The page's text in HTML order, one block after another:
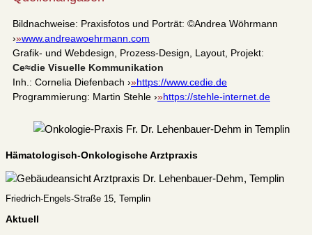
Bildnachweise: Praxisfotos und Porträt: ©Andrea Wöhrmann
› www.andreawoehrmann.com
Grafik- und Webdesign, Prozess-Design, Layout, Projekt:
Ce≈die Visuelle Kommunikation
Inh.: Cornelia Diefenbach ›
https://www.cedie.de
Programmierung: Martin Stehle ›
https://stehle-internet.de
Hämatologisch-Onkologische Arztpraxis
Friedrich-Engels-Straße 15, Templin
Aktuell